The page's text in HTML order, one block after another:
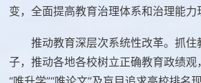
变，全面提高教育治理体系和治理能力
推动教育深层次系统性改革。抓
子，推动各地各校树立正确教育政绩观